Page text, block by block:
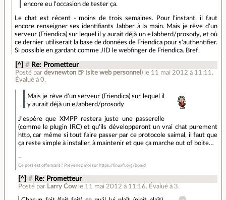
encore eu l'occasion de tester ça.
Le chat est récent - moins de trois semaines. Pour l'instant, il faut
encore renseigner ses identifiants Jabber à la main. Mais je rêve d'un
serveur (Friendica) sur lequel il y aurait déjà un eJabberd/prosody, et où
ce dernier utiliserait la base de données de Friendica pour s'authentifier.
Si possible en gardant comme JID le webfinger de Friendica. Bref.
[^] # Re: Prometteur
Posté par devnewton 🍺 (site web personnel ) le 11 mai 2012 à 11:11 .
Évalué à 0.
Mais je rêve d'un serveur (Friendica) sur lequel il
y aurait déjà un eJabberd/prosody
J'espère que XMPP restera juste une passerelle
(comme le plugin IRC) et qu'ils développeront un vrai chat purement
http, car même si tout faire passer par ce protocole saimal, il faut que
ça reste simple à installer, à maintenir et que ça marche out of boite…
Ce post est offensant ? Prévenez moi sur https://linuxfr.org/board
[^] # Re: Prometteur
Posté par Larry Cow le 11 mai 2012 à 11:16. Évalué à 3.